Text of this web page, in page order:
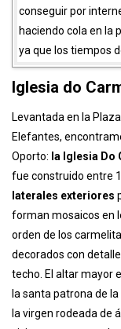
librería en varias
La librería Lello se
conseguir por
haciendo cola en la
ya que los tiempos
Iglesia do
Levantada en la
Elefantes,
Oporto:la Iglesia Do
fue construido entre
laterales exteriores
forman mosaicos en
orden de los